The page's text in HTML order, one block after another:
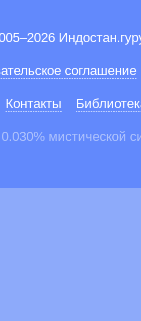
соглашение
Контакты
0.030% мистической